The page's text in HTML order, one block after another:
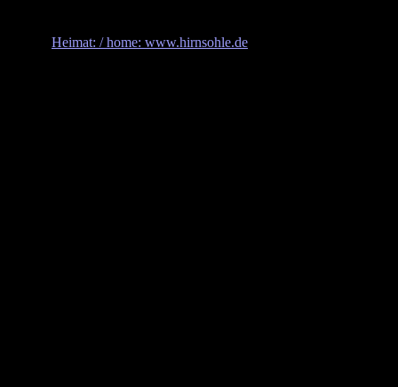
Heimat: / home: www.hirnsohle.de